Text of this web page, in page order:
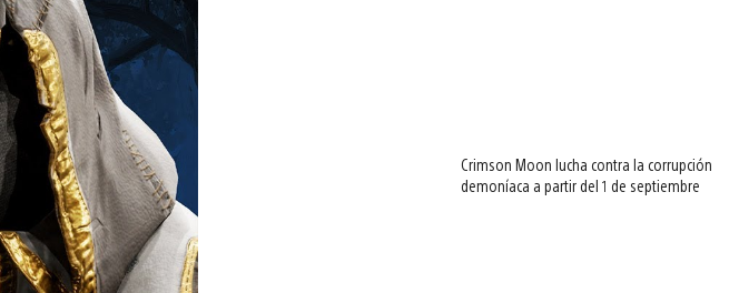
Crimson Moon lucha contra la corrupción
demoníaca a partir del 1 de septiembre